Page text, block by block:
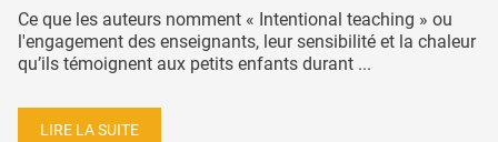
Ce que les auteurs nomment « Intentional teaching » ou
l'engagement des enseignants, leur sensibilité et la chaleur
qu’ils témoignent aux petits enfants durant ...
LIRE LA SUITE